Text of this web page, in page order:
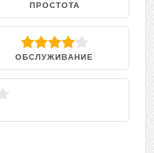
ПРОСТОТА
ОБСЛУЖИВАНИЕ